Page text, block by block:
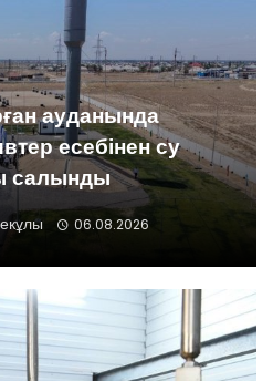
ауданында
есебінен су
салынды
06.08.2026